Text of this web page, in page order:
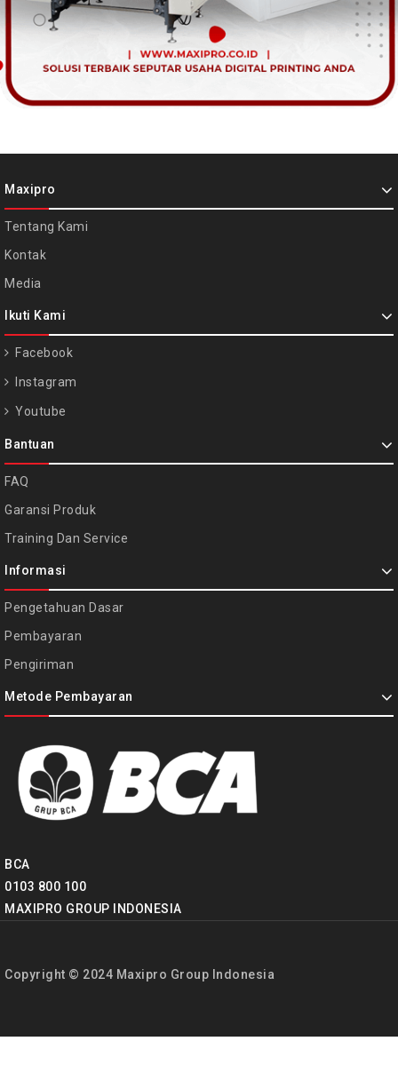
Maxipro
Tentang Kami
Kontak
Media
Ikuti Kami
Facebook
Instagram
Youtube
Bantuan
FAQ
Garansi Produk
Training Dan Service
Informasi
Pengetahuan Dasar
Pembayaran
Pengiriman
Metode Pembayaran
BCA
0103 800 100
MAXIPRO GROUP INDONESIA
Copyright © 2024 Maxipro Group Indonesia